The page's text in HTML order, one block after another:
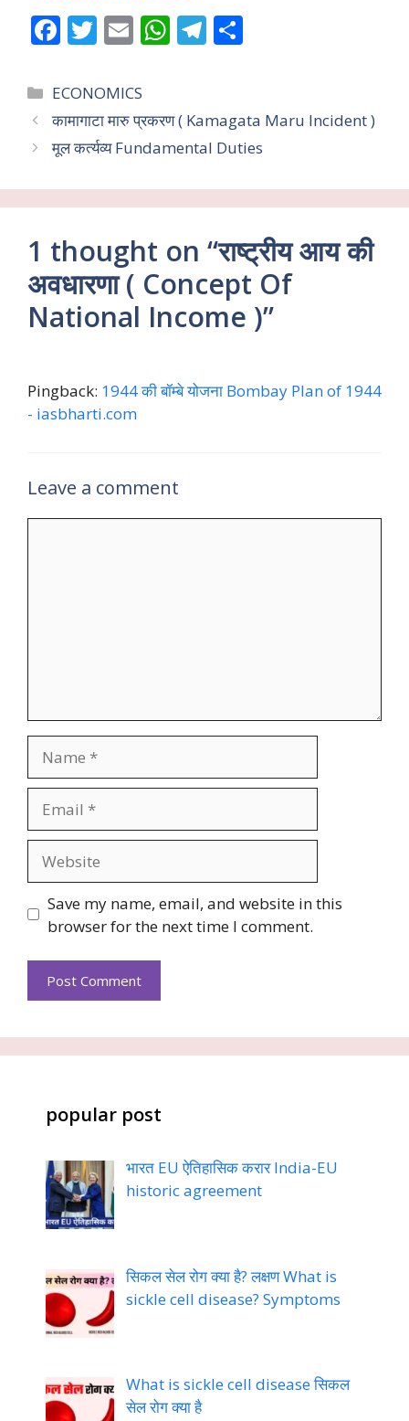
F
e
b
o
k
T
itt
er
E
ai
l
W
s
A
p
T
gr
a
e
Categories
ECONOMICS
कामागाटा मारु प्रकरण ( Kamagata Maru Incident )
मूल कर्त्यव्य Fundamental Duties
1 thought on “राष्ट्रीय आय की
अवधारणा ( Concept Of
National Income )”
Pingback: 1944 की बॉम्बे योजना Bombay Plan of 1944
- iasbharti.com
Leave a comment
Save my name, email, and website in this
browser for the next time I comment.
popular post
भारत EU ऐतिहासिक करार India-EU
historic agreement
सिकल सेल रोग क्या है? लक्षण What is
sickle cell disease? Symptoms
What is sickle cell disease सिकल
सेल रोग क्या है